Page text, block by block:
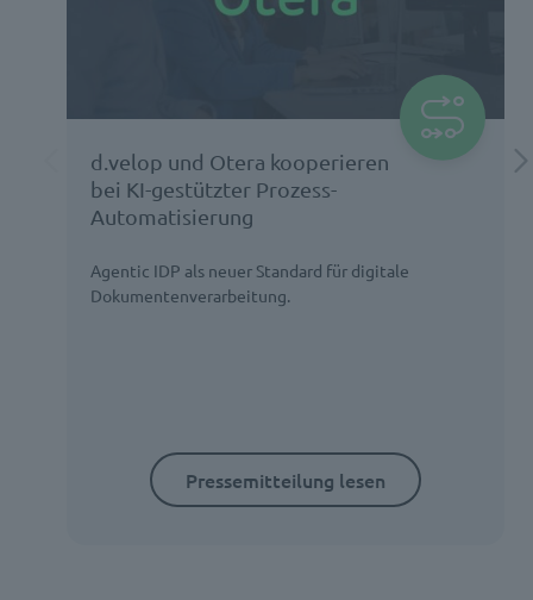
d.velop und Otera kooperieren
bei KI-gestützter Prozess-
Automatisierung
Agentic IDP als neuer Standard für digitale
Dokumentenverarbeitung.
Pressemitteilung lesen